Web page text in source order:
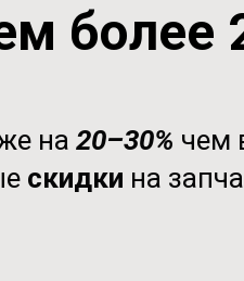
более
на 20–30% чем
скидки на